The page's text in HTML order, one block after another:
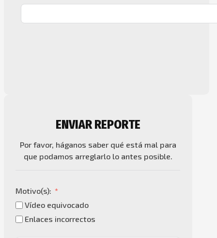
ENVIAR REPORTE
Por favor, háganos saber qué está mal para
que podamos arreglarlo lo antes posible.
Motivo(s):
Vídeo equivocado
Enlaces incorrectos